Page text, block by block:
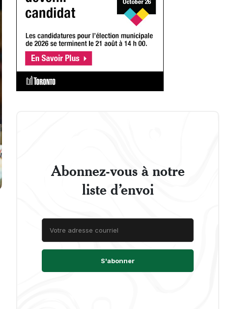
Abonnez-vous à notre
liste d’envoi